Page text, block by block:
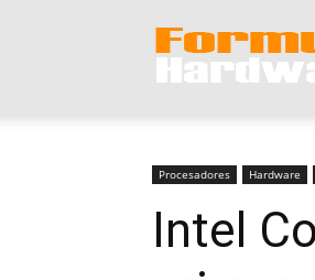
Procesadores Hardware
Intel